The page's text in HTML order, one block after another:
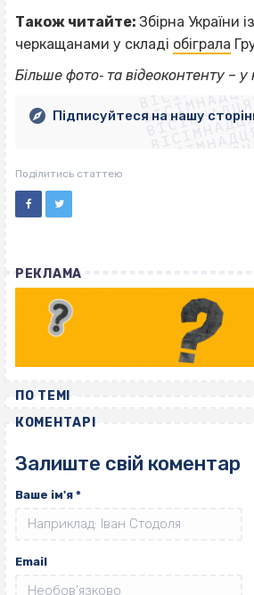
Також читайте: Збірна України
черкащанами у складі обіграла
Більше фото‐ та відеоконтенту –
Підписуйтеся на нашу
Поділитись статтею
РЕКЛАМА
ПО ТЕМІ
КОМЕНТАРІ
Залиште свій коментар
Ваше ім'я *
Email